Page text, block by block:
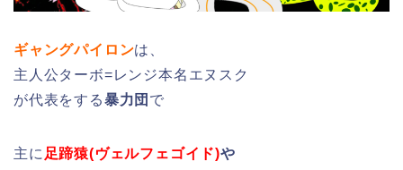
ギャングパイロンは、
主人公ターボ=レンジ本名エヌスク
が代表をする暴力団 で
主に 足蹄猿(ヴェルフェゴイド)や